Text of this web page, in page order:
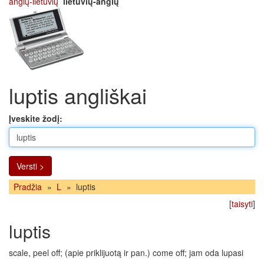
luptis angliškai
Įveskite žodį:
Versti >
Pradžia » L » luptis
[taisyti]
luptis
scale, peel off; (apie priklijuotą ir pan.) come off; jam oda lupasi